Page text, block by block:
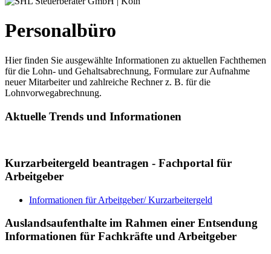
Personalbüro
Hier finden Sie ausgewählte Informationen zu aktuellen Fachthemen
für die Lohn- und Gehaltsabrechnung, Formulare zur Aufnahme
neuer Mitarbeiter und zahlreiche Rechner z. B. für die
Lohnvorwegabrechnung.
Aktuelle Trends und Informationen
Kurzarbeitergeld beantragen - Fachportal für
Arbeitgeber
Informationen für Arbeitgeber/ Kurzarbeitergeld
Auslands­aufent­halte im Rahmen einer Entsendung
Informationen für Fach­kräfte und Arbeit­geber